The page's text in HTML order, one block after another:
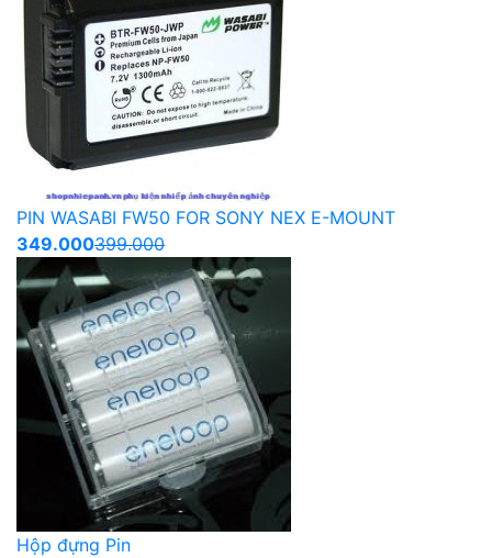
PIN WASABI FW50 FOR SONY NEX E-MOUNT
349.000399.000
Hộp đựng Pin